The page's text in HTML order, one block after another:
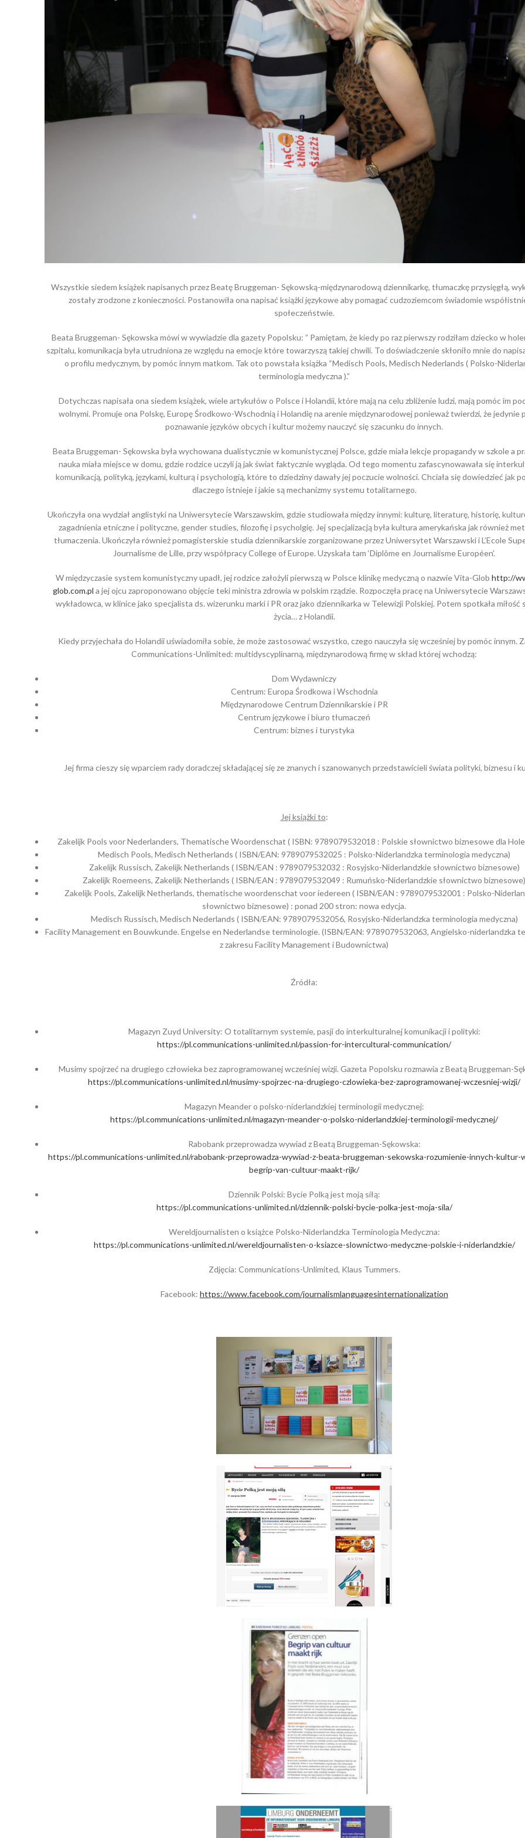
Wszystkie siedem książek napisanych przez Beatę Bruggeman- Sękowską-międzynarodową dziennikarkę, tłumaczkę przysięgłą,
zostały zrodzone z konieczności. Postanowiła ona napisać książki językowe aby pomagać cudzoziemcom świadomie
społeczeństwie.
Beata Bruggeman- Sękowska mówi w wywiadzie dla gazety Popolsku: ” Pamiętam, że kiedy po raz pierwszy rodziłam dziecko w
szpitalu, komunikacja była utrudniona ze względu na emocje które towarzyszą takiej chwili. To doświadczenie skłoniło mnie do
o profilu medycznym, by pomóc innym matkom. Tak oto powstała książka “Medisch Pools, Medisch Nederlands ( Polsko-
terminologia medyczna ).”
Dotychczas napisała ona siedem książek, wiele artykułów o Polsce i Holandii, które mają na celu zbliżenie ludzi, mają pomóc im
wolnymi. Promuje ona Polskę, Europę Środkowo-Wschodnią i Holandię na arenie międzynarodowej ponieważ twierdzi, że jedynie
poznawanie języków obcych i kultur możemy nauczyć się szacunku do innych.
Beata Bruggeman- Sękowska była wychowana dualistycznie w komunistycznej Polsce, gdzie miała lekcje propagandy w szkole a
nauka miała miejsce w domu, gdzie rodzice uczyli ją jak świat faktycznie wygląda. Od tego momentu zafascynowawała się
komunikacją, polityką, językami, kulturą i psychologią, które to dziedziny dawały jej poczucie wolności. Chciała się dowiedzieć jak
dlaczego istnieje i jakie są mechanizmy systemu totalitarnego.
Ukończyła ona wydział anglistyki na Uniwersytecie Warszawskim, gdzie studiowała między innymi: kulturę, literaturę, historię,
zagadnienia etniczne i polityczne, gender studies, filozofię i psycholgię. Jej specjalizacją była kultura amerykańska jak również
tłumaczenia. Ukończyła również pomagisterskie studia dziennikarskie zorganizowane przez Uniwersytet Warszawski i L’Ecole
Journalisme de Lille, przy współpracy College of Europe. Uzyskała tam ‘Diplôme en Journalisme Européen’.
W międzyczasie system komunistyczny upadł, jej rodzice założyli pierwszą w Polsce klinikę medyczną o nazwie Vita-Globhttp://
glob.com.pla jej ojcu zaproponowano objęcie teki ministra zdrowia w polskim rządzie. Rozpoczęła pracę na Uniwersytecie
wykładowca, w klinice jako specjalista ds. wizerunku marki i PR oraz jako dziennikarka w Telewizji Polskiej. Potem spotkała miłość
życia… z Holandii.
Kiedy przyjechała do Holandii uświadomiła sobie, że może zastosować wszystko, czego nauczyła się wcześniej by pomóc innym.
Communications-Unlimited: multidyscyplinarną, międzynarodową firmę w skład której wchodzą:
Dom Wydawniczy
Centrum: Europa Środkowa i Wschodnia
Międzynarodowe Centrum Dziennikarskie i PR
Centrum językowe i biuro tłumaczeń
Centrum: biznes i turystyka
Jej firma cieszy się wparciem rady doradczej składającej się ze znanych i szanowanych przedstawicieli świata polityki, biznesu i
Jej książki to:
Zakelijk Pools voor Nederlanders, Thematische Woordenschat ( ISBN: 9789079532018 : Polskie słownictwo biznesowe dla
Medisch Pools, Medisch Netherlands ( ISBN/EAN: 9789079532025 : Polsko-Niderlandzka terminologia medyczna)
Zakelijk Russisch, Zakelijk Netherlands ( ISBN/EAN : 9789079532032 : Rosyjsko-Niderlandzkie słownictwo biznesowe)
Zakelijk Roemeens, Zakelijk Netherlands ( ISBN/EAN : 9789079532049 : Rumuńsko-Niderlandzkie słownictwo biznesowe)
Zakelijk Pools, Zakelijk Netherlands, thematische woordenschat voor iedereen ( ISBN/EAN : 9789079532001 : Polsko-
słownictwo biznesowe) : ponad 200 stron: nowa edycja.
Medisch Russisch, Medisch Nederlands ( ISBN/EAN: 9789079532056, Rosyjsko-Niderlandzka terminologia medyczna)
Facility Management en Bouwkunde. Engelse en Nederlandse terminologie. (ISBN/EAN: 9789079532063, Angielsko-niderlandzka
z zakresu Facility Management i Budownictwa)
Źródła:
Magazyn Zuyd University: O totalitarnym systemie, pasji do interkulturalnej komunikacji i polityki:
https://pl.communications-unlimited.nl/passion-for-intercultural-communication/
Musimy spojrzeć na drugiego człowieka bez zaprogramowanej wcześniej wizji. Gazeta Popolsku rozmawia z Beatą Bruggeman-
https://pl.communications-unlimited.nl/musimy-spojrzec-na-drugiego-czlowieka-bez-zaprogramowanej-wczesniej-wizji/
Magazyn Meander o polsko-niderlandzkiej terminologii medycznej:
https://pl.communications-unlimited.nl/magazyn-meander-o-polsko-niderlandzkiej-terminologii-medycznej/
Rabobank przeprowadza wywiad z Beatą Bruggeman-Sękowska:
https://pl.communications-unlimited.nl/rabobank-przeprowadza-wywiad-z-beata-bruggeman-sekowska-rozumienie-innych-kultur-
begrip-van-cultuur-maakt-rijk/
Dziennik Polski: Bycie Polką jest moją siłą:
https://pl.communications-unlimited.nl/dziennik-polski-bycie-polka-jest-moja-sila/
Wereldjournalisten o książce Polsko-Niderlandzka Terminologia Medyczna:
https://pl.communications-unlimited.nl/wereldjournalisten-o-ksiazce-slownictwo-medyczne-polskie-i-niderlandzkie/
Zdjęcia: Communications-Unlimited, Klaus Tummers.
Facebook: https://www.facebook.com/journalismlanguagesinternationalization